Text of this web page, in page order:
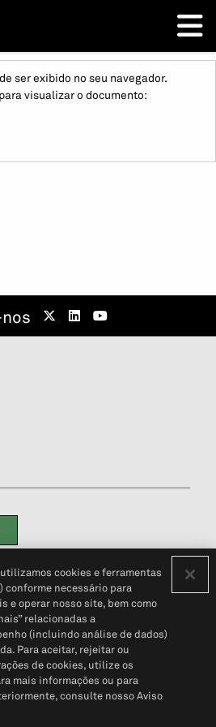
ser exibido no seu navegador.
visualizar o documento:
de privacidade do cliente (em inglês)
Pessoais© 2026 S&P Global
cookies e ferramentas
conforme necessário para
e operar nosso site, bem como
relacionadas a
(incluindo análise de dados)
Para aceitar, rejeitar ou
de cookies, utilize os
mais informações ou para
consulte nosso Aviso